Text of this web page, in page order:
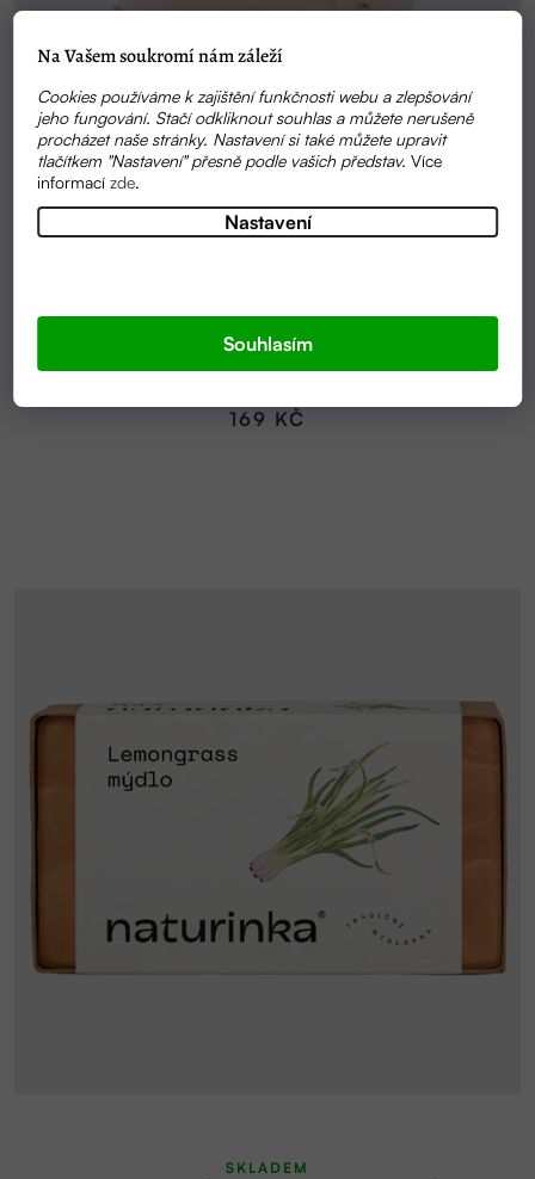
Na Vašem soukromí nám záleží
Cookies používáme k zajištění funkčnosti webu a zlepšování
jeho fungování. Stačí odkliknout souhlas a můžete nerušeně
procházet naše stránky. Nastavení si také můžete upravit
tlačítkem "Nastavení" přesně podle vašich představ.Více
informacízde.
Nastavení
Souhlasím
MÝDLO PRO MIMINKA BABY | ALMARA SOAP
SKLADEM
169 KČ
SKLADEM